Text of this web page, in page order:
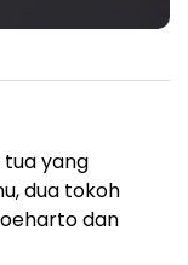
tua yang
dua tokoh
dan